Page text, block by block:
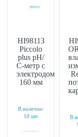
HI98113
Piccolo
plus рН/
С-метр с
электродом
160 мм
В наличии:
10 шт.
В